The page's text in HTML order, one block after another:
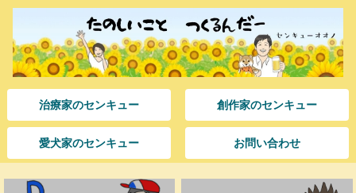
治療家のセンキュー 創作家のセンキュー
愛犬家のセンキュー お問い合わせ